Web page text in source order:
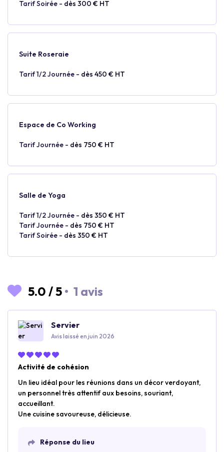
Tarif Soirée - dès 300 € HT
Suite Roseraie
Tarif 1/2 Journée - dès 450 € HT
Espace de Co Working
Tarif Journée - dès 750 € HT
Salle de Yoga
Tarif 1/2 Journée - dès 350 € HT
Tarif Journée - dès 750 € HT
Tarif Soirée - dès 350 € HT
5.0 /5 • 1 avis
Servier
Avis laissé en juin 2026
Activité de cohésion
Un lieu idéal pour les réunions dans un décor verdoyant,
un personnel très attentif aux besoins, souriant,
accueillant.
Une cuisine savoureuse, délicieuse.
Réponse du lieu